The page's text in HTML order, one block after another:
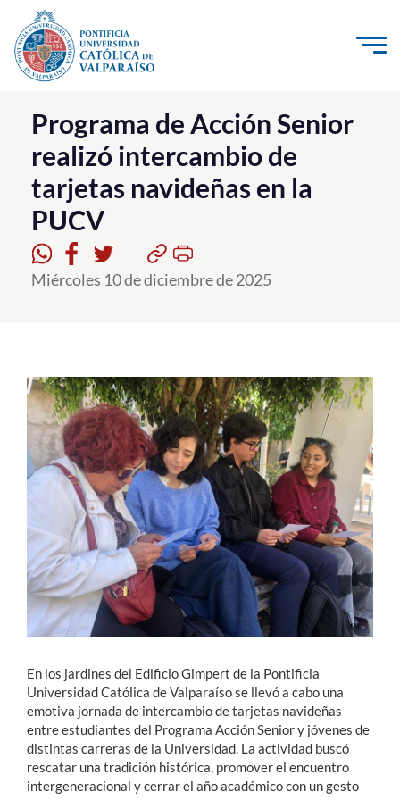
Click acá para ir directamente al contenido
La Universidad
Investigación, Creación e Innovación
PUCV Internacional
Vinculación con el Medio
Admisión
Formación Continua
Estudiantes
Académicos
Funcionarios
Alumni
English
Programa de Acción Senior
realizó intercambio de
tarjetas navideñas en la
PUCV
Miércoles 10 de diciembre de 2025
En los jardines del Edificio Gimpert de la Pontificia
Universidad Católica de Valparaíso se llevó a cabo una
emotiva jornada de intercambio de tarjetas navideñas
entre estudiantes del Programa Acción Senior y jóvenes de
distintas carreras de la Universidad. La actividad buscó
rescatar una tradición histórica, promover el encuentro
intergeneracional y cerrar el año académico con un gesto